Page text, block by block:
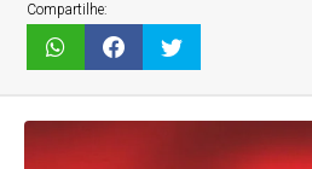
Compartilhe: